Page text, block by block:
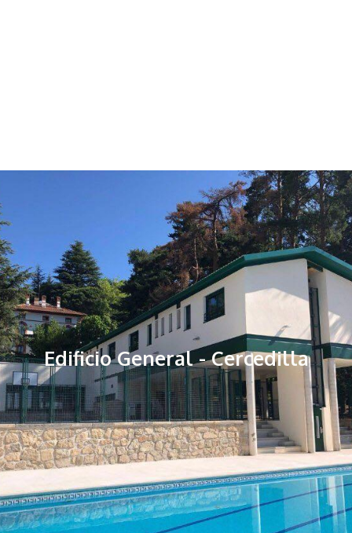
Edificio General - Cercedilla